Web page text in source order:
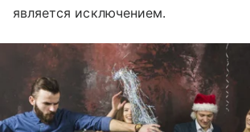
является исключением.